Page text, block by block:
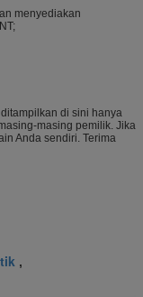
menyediakan
di sini hanya
masing pemilik. Jika
Anda sendiri. Terima
,